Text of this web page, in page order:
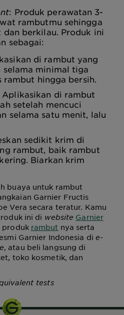
: Produk perawatan 3-
rambutmu sehingga
berkilau. Produk ini
sebagai:
di rambut yang
selama minimal tiga
hingga bersih.
Aplikasikan di rambut
setelah mencuci
selama satu menit, lalu
sedikit krim di
rambut, baik rambut
Biarkan krim
buaya untuk rambut
Garnier Fructis
Vera secara teratur. Kamu
ini di website Garnier
produk rambut nya serta
Garnier Indonesia di e-
, atau beli langsung di
toko kosmetik, dan
tests